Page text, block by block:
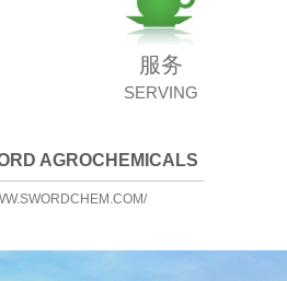
服务
SERVING
AGROCHEMICALS